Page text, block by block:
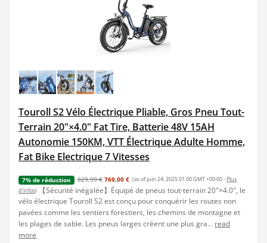
Touroll S2 Vélo Électrique Pliable, Gros Pneu Tout-
Terrain 20"×4.0" Fat Tire, Batterie 48V 15AH
Autonomie 150KM, VTT Électrique Adulte Homme,
Fat Bike Electrique 7 Vitesses
7% de réduction 829,99 € 769,00 € (as of juin 24, 2025 01:00 GMT +00:00 - Plus
d’infos)
【Sécurité inégalée】Équipé de pneus tout-terrain 20"×4.0", le
vélo électrique Touroll S2 est conçu pour conquérir les routes non
pavées comme les sentiers forestiers, les chemins de montagne et
les plages de sable. Les pneus larges créent une plus gra... read
more